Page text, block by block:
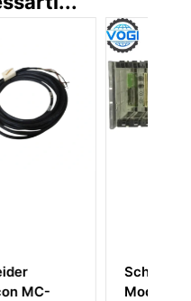
Modicon